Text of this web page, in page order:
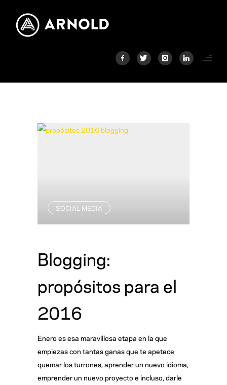
SOCIAL MEDIA
Blogging:
propósitos para el
2016
Enero es esa maravillosa etapa en la que
empiezas con tantas ganas que te apetece
quemar los turrones, aprender un nuevo idioma,
emprender un nuevo proyecto e incluso, darle